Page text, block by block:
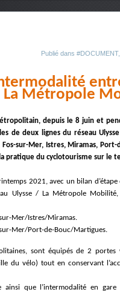
Publié dans #DOCUMENT,
La Métropole
depuis le 8 juin et
de deux lignes du réseau
sur-Mer, Istres, Miramas,
pratique du cyclotourisme sur le
2021, avec un bilan
Ulysse / La Métropole
Mer/Istres/Miramas.
Mer/Port-de-Bouc/Martigues.
sont équipés de 2 portes
du vélo) tout en conservant
que l’intermodalité en gare